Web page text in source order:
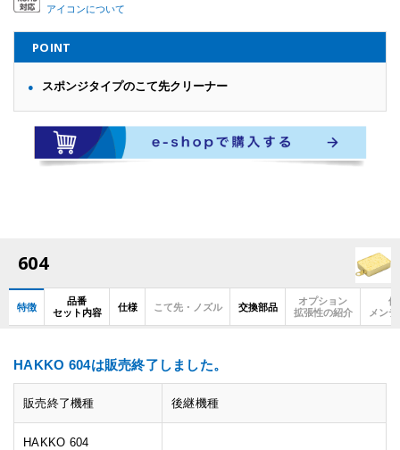
アイコンについて
POINT
スポンジタイプのこて先クリーナー
604
特徴
品番
セット内容
仕様 こて先・ノズル 交換部品
オプション
拡張性の紹介
使
メン
HAKKO 604は販売終了しました。
販売終了機種 後継機種
HAKKO 604